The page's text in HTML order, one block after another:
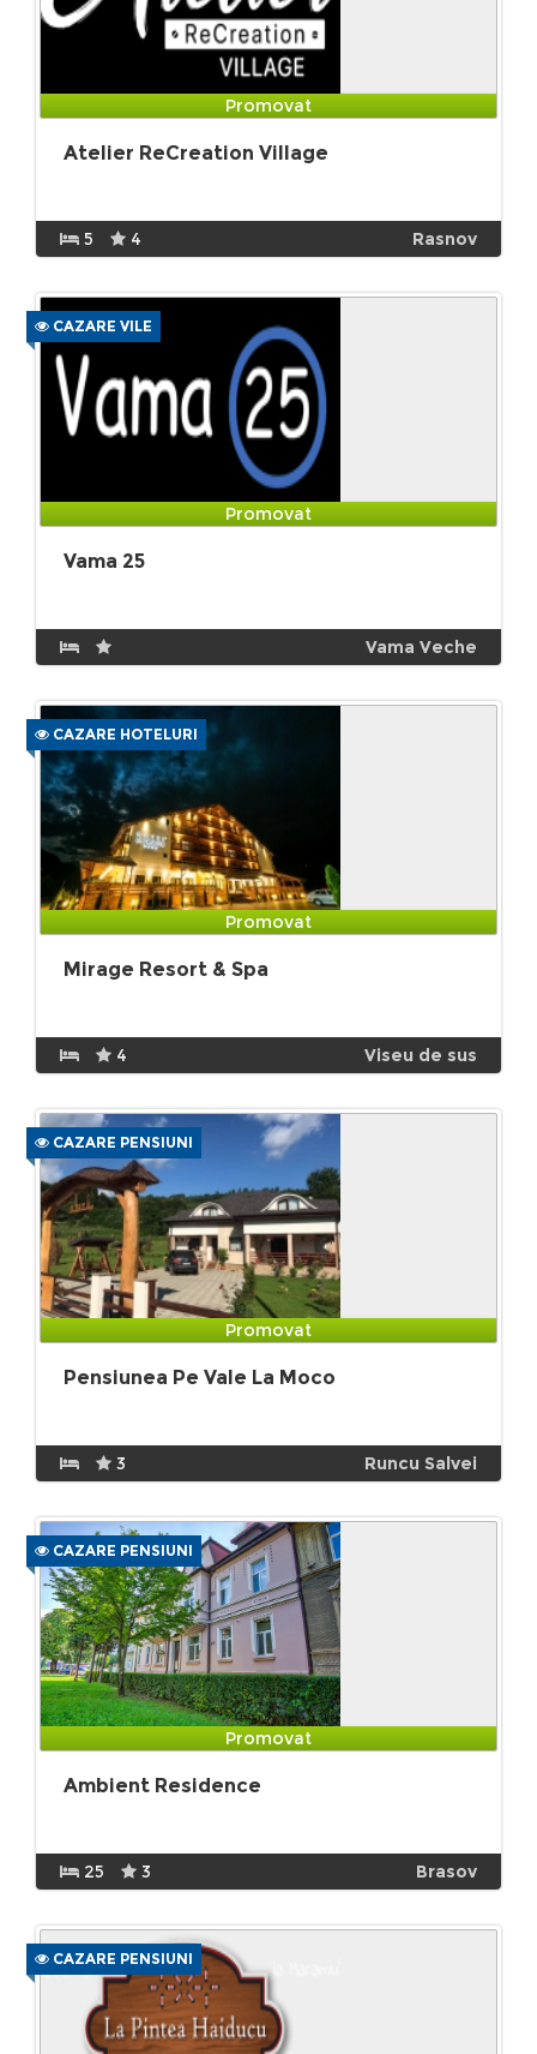
Promovat
Atelier ReCreation Village
5 4 Rasnov
CAZARE VILE
Promovat
Vama 25
Vama Veche
CAZARE HOTELURI
Promovat
Mirage Resort & Spa
4 Viseu de sus
CAZARE PENSIUNI
Promovat
Pensiunea Pe Vale La Moco
3 Runcu Salvei
CAZARE PENSIUNI
Promovat
Ambient Residence
25 3 Brasov
CAZARE PENSIUNI